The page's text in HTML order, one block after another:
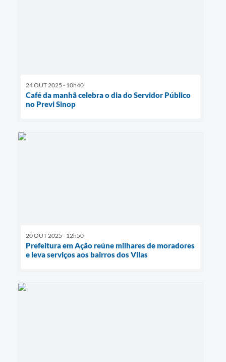
24 OUT 2025 - 10h40
Café da manhã celebra o dia do Servidor Público
no Previ Sinop
20 OUT 2025 - 12h50
Prefeitura em Ação reúne milhares de moradores
e leva serviços aos bairros dos Vilas